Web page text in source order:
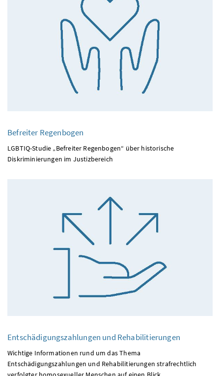
Befreiter Regenbogen
LGBTIQ-Studie „Befreiter Regenbogen“ über historische
Diskriminierungen im Justizbereich
Entschädigungszahlungen und Rehabilitierungen
Wichtige Informationen rund um das Thema
Entschädigungszahlungen und Rehabilitierungen strafrechtlich